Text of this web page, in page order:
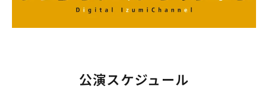
公演スケジュール